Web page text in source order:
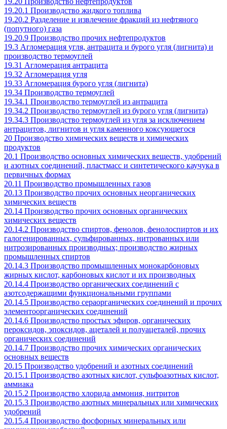
19.20.1 Производство жидкого топлива
19.20.2 Разделение и извлечение фракций из нефтяного
(попутного) газа
19.20.9 Производство прочих нефтепродуктов
19.3 Агломерация угля, антрацита и бурого угля (лигнита) и
производство термоуглей
19.31 Агломерация антрацита
19.32 Агломерация угля
19.33 Агломерация бурого угля (лигнита)
19.34 Производство термоуглей
19.34.1 Производство термоуглей из антрацита
19.34.2 Производство термоуглей из бурого угля (лигнита)
19.34.3 Производство термоуглей из угля за исключением
антрацитов, лигнитов и угля каменного коксующегося
20 Производство химических веществ и химических
продуктов
20.1 Производство основных химических веществ, удобрений
и азотных соединений, пластмасс и синтетического каучука в
первичных формах
20.11 Производство промышленных газов
20.13 Производство прочих основных неорганических
химических веществ
20.14 Производство прочих основных органических
химических веществ
20.14.2 Производство спиртов, фенолов, фенолоспиртов и их
галогенированных, сульфированных, нитрованных или
нитрозированных производных; производство жирных
промышленных спиртов
20.14.3 Производство промышленных монокарбоновых
жирных кислот, карбоновых кислот и их производных
20.14.4 Производство органических соединений с
азотсодержащими функциональными группами
20.14.5 Производство сераорганических соединений и прочих
элементоорганических соединений
20.14.6 Производство простых эфиров, органических
пероксидов, эпоксидов, ацеталей и полуацеталей, прочих
органических соединений
20.14.7 Производство прочих химических органических
основных веществ
20.15 Производство удобрений и азотных соединений
20.15.1 Производство азотных кислот, сульфоазотных кислот,
аммиака
20.15.2 Производство хлорида аммония, нитритов
20.15.3 Производство азотных минеральных или химических
удобрений
20.15.4 Производство фосфорных минеральных или